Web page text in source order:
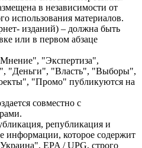
в независимости от
использования материалов.
изданий) – должна быть
или в первом абзаце
"Экспертиза",
"Деньги", "Власть", "Выборы",
"Промо" публикуются на
совместно с
републикация и
информации, которое содержит
EPA / UPG, строго